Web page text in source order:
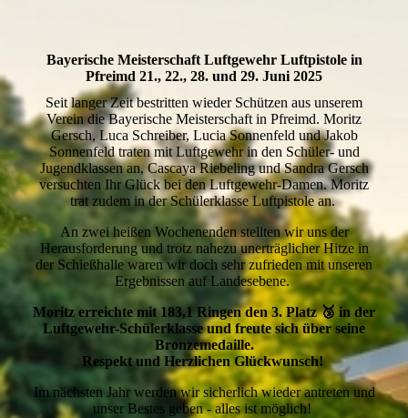
Bayerische Meisterschaft Luftgewehr Luftpistole in
Pfreimd 21., 22., 28. und 29. Juni 2025
Seit langer Zeit bestritten wieder Schützen aus unserem
Verein die Bayerische Meisterschaft in Pfreimd. Moritz
Gersch, Luca Schreiber, Lucia Sonnenfeld und Jakob
Sonnenfeld traten mit Luftgewehr in den Schüler- und
Jugendklassen an, Cascaya Riebeling und Sandra Gersch
versuchten Ihr Glück bei den Luftgewehr-Damen. Moritz
trat zudem in der Schülerklasse Luftpistole an.
An zwei heißen Wochenenden stellten wir uns der
Herausforderung und trotz nahezu unerträglicher Hitze in
der Schießhalle waren wir doch sehr zufrieden mit unseren
Ergebnissen auf Landesebene.
Moritz erreichte mit 183,1 Ringen den 3. Platz 🥉 in der
Luftgewehr-Schülerklasse und freute sich über seine
Bronzemedaille.
Respekt und Herzlichen Glückwunsch!
Im nächsten Jahr werden wir sicherlich wieder antreten und
unser Bestes geben - alles ist möglich!